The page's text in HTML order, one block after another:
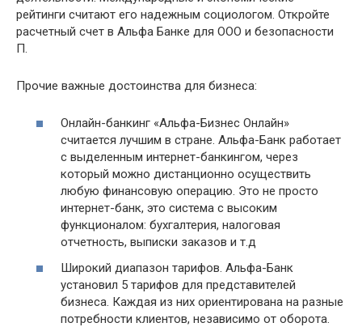
рейтинги считают его надежным социологом. Откройте
расчетный счет в Альфа Банке для ООО и безопасности
П.
Прочие важные достоинства для бизнеса:
Онлайн-банкинг «Альфа-Бизнес Онлайн»
считается лучшим в стране. Альфа-Банк работает
с выделенным интернет-банкингом, через
который можно дистанционно осуществить
любую финансовую операцию. Это не просто
интернет-банк, это система с высоким
функционалом: бухгалтерия, налоговая
отчетность, выписки заказов и т.д
Широкий диапазон тарифов. Альфа-Банк
установил 5 тарифов для представителей
бизнеса. Каждая из них ориентирована на разные
потребности клиентов, независимо от оборота.